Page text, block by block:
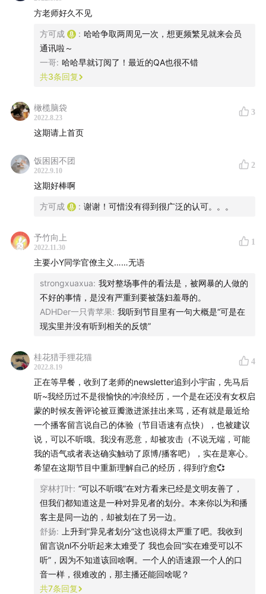
Evening Fall (Harp) by Kevin MacLeod
Floating Cities by Kevin MacLeod
Trio for Piano, Cello, and Clarinet by Kevin
MacLeod
Sardana by Kevin MacLeod
欢迎各位积极留言互动，给本播客多提反馈意见～ 🙇‍♂️
方老师好久不见
方可成 : 哈哈争取两周见一次，想更频繁见就来会员
通讯啦～
一哥: 哈哈早就订阅了！最近的QA也很不错
共3条回复
橄榄脑袋
2022.8.23
3
这期请上首页
饭困困不团
2022.9.10
2
这期好棒啊
方可成 : 谢谢！可惜没有得到很广泛的认可。。。
予竹向上
2022.11.30
1
主要小Y同学官僚主义……无语
strongxuaxua: 我对整场事件的看法是，被网暴的人做的
不好的事情，是没有严重到要被荡妇羞辱的。
ADHDer一只青苹果: 我听到节目里有一句大概是“可是在
现实里并没有听到相关的反馈”
桂花猎手狸花猫
2022.8.19
4
正在等早餐，收到了老师的newsletter追到小宇宙，先马后
听~我经历过不是很愉快的冲浪经历，一个是在还没有女权启
蒙的时候友善评论被豆瓣激进派挂出来骂，还有就是最近给
一个播客留言说自己的体验（节目语速有点快），也被建议
说，可以不听哦。我没有恶意，却被攻击（不说无端，可能
我的语气或者表达确实触动了原博/播客吧），实在是寒心。
希望在这期节目中重新理解自己的经历，得到疗愈💞
穿林打叶: “可以不听哦”在对方看来已经是文明友善了，
但我们都知道这是一种对异见者的划分。本来你以为和播
客主是同一边的，却被划在了另一边。
舒扬:
上升到“异见者划分”这也说得太严重了吧。我收到
留言说nl不分听起来太难受了 我也会回“实在难受可以不
听”，因为不知道该回啥啊。一个人的语速跟一个人的口
音一样，很难改的，那主播还能回啥呢？
共7条回复